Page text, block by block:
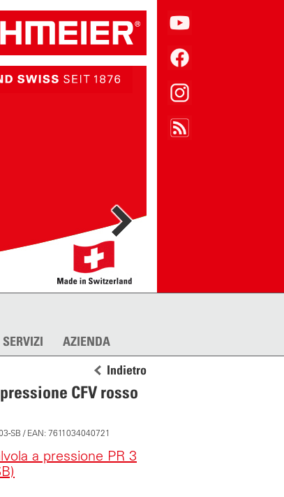
ALTRO
SERVIZI AZIENDA
Indietro
CFV rosso
SB / EAN: 7611034040721
a pressione PR 3